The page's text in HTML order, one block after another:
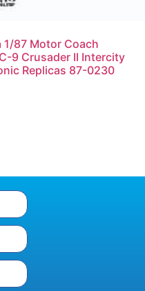
1/87 Motor Coach
9 Crusader II Intercity
Replicas 87-0230